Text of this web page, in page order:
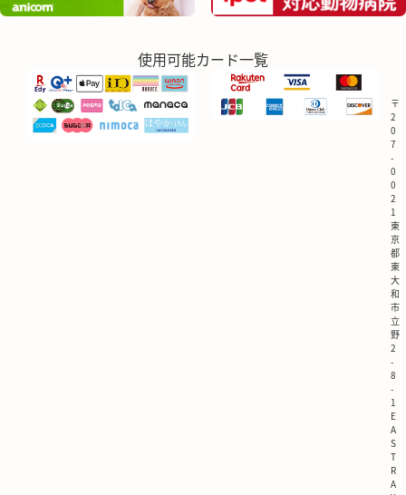
使用可能カード一覧
〒
2
0
7
-
0
0
2
1
東
京
都
東
大
和
市
立
野
2
-
8
-
1
E
A
S
T
R
A